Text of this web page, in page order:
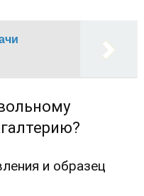
и образец